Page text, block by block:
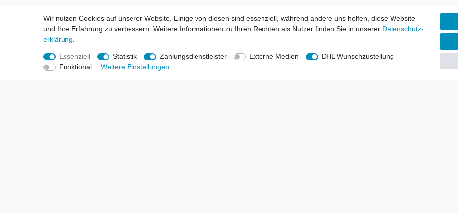
Informationen
Neukunden / New Accounts
Zahlung
Versandkosten
Entsorgungs- & Umweltbestimmungen
Größentabellen
Informationen
Händlerbund - rechtssicher verkaufen
Produkt-Kataloge
Über uns
Wir versenden mit
Wir nutzen Cookies auf unserer Website. Einige von diesen sind essenziell, während andere uns helfen, diese Website
und Ihre Erfahrung zu verbessern. Weitere Informationen zu Ihren Rechten als Nutzer finden Sie in unserer Daten­schutz­
erklärung
Essenziell Statistik Zahlungsdienstleister Externe Medien
DHL Wunschzustellung
Funktional
Weitere Einstellungen